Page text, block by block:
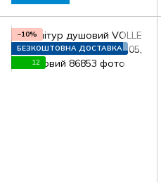
−10%
БЕЗКОШТОВНА ДОСТАВКА
12